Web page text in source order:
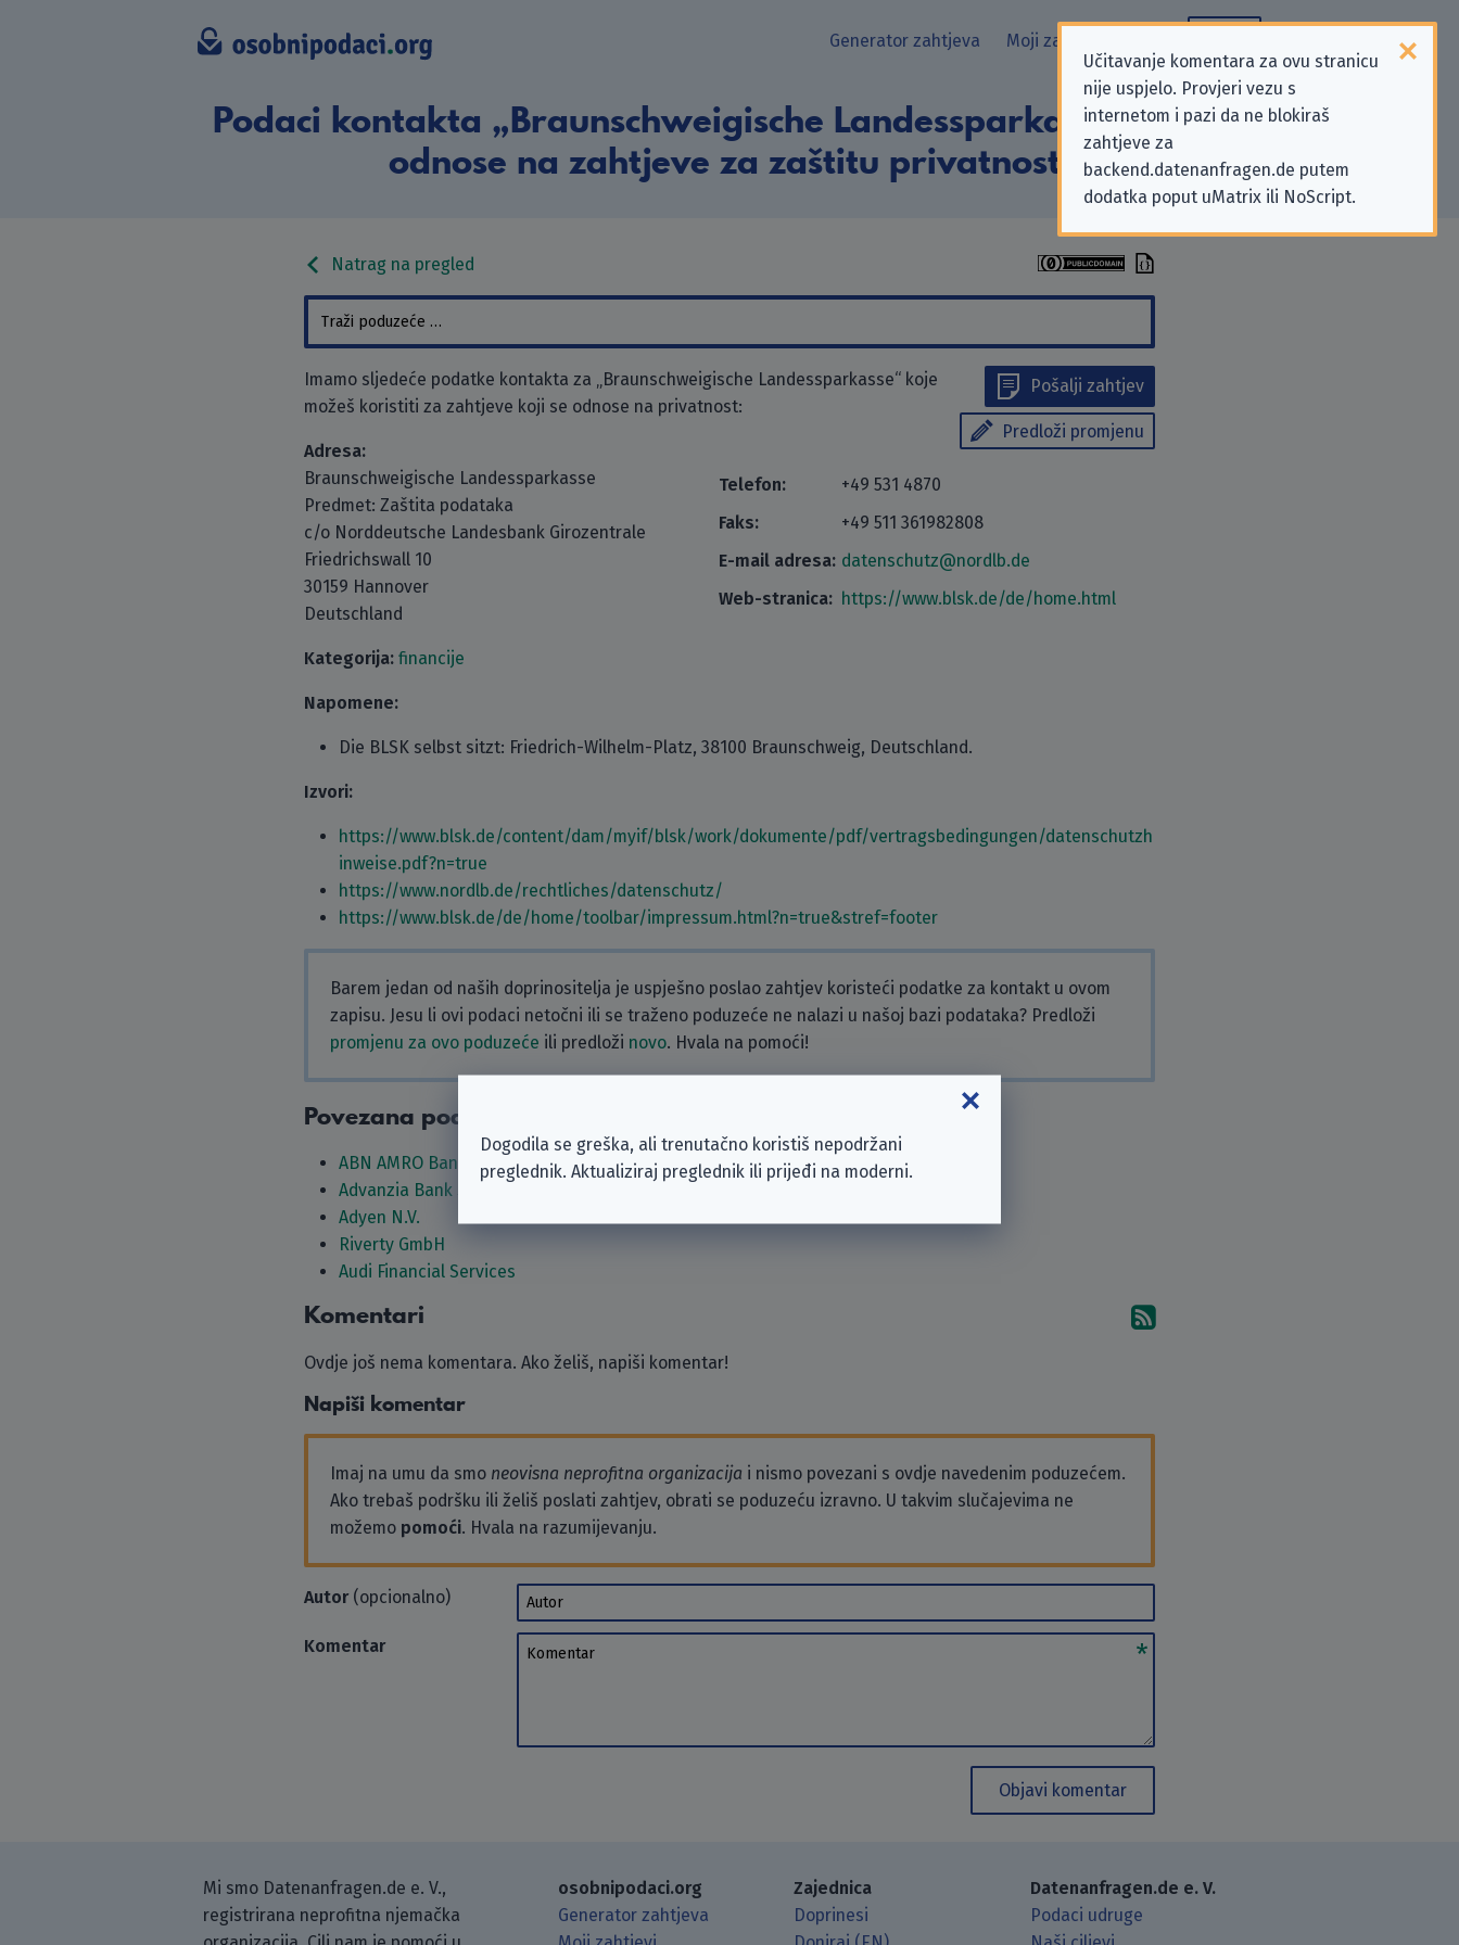
Učitavanje komentara za ovu stranicu
nije uspjelo. Provjeri vezu s
internetom i pazi da ne blokiraš
zahtjeve za
backend.datenanfragen.de putem
dodatka poput uMatrix ili NoScript.
Generator zahtjeva Moji zahtjevi
Podaci kontakta „Braunschweigische Landessparkasse” koji se
odnose na zahtjeve za zaštitu privatnosti
Natrag na pregled
Pošalji zahtjev
Predloži promjenu
Imamo sljedeće podatke kontakta za „Braunschweigische Landessparkasse“ koje
možeš koristiti za zahtjeve koji se odnose na privatnost:
Adresa:
Braunschweigische Landessparkasse
Predmet: Zaštita podataka
c/o Norddeutsche Landesbank Girozentrale
Friedrichswall 10
30159 Hannover
Deutschland
Telefon:
+49 531 4870
Faks:
+49 511 361982808
E-mail adresa: datenschutz@nordlb.de
Web-stranica: https://www.blsk.de/de/home.html
Kategorija: financije
Napomene:
Die BLSK selbst sitzt: Friedrich-Wilhelm-Platz, 38100 Braunschweig, Deutschland.
Izvori:
https://www.blsk.de/content/dam/myif/blsk/work/dokumente/pdf/vertragsbedingungen/datenschutzh
inweise.pdf?n=true
https://www.nordlb.de/rechtliches/datenschutz/
https://www.blsk.de/de/home/toolbar/impressum.html?n=true&stref=footer
Barem jedan od naših doprinositelja je uspješno poslao zahtjev koristeći podatke za kontakt u ovom
zapisu. Jesu li ovi podaci netočni ili se traženo poduzeće ne nalazi u našoj bazi podataka? Predloži
promjenu za ovo poduzeće ili predloži novo. Hvala na pomoći!
Povezana poduzeća
ABN AMRO Bank N.V.
Advanzia Bank S.A.
Adyen N.V.
Riverty GmbH
Audi Financial Services
Komentari Pretplati se na komentare
Ovdje još nema komentara. Ako želiš, napiši komentar!
Napiši komentar
Imaj na umu da smo neovisna neprofitna organizacija i nismo povezani s ovdje navedenim poduzećem.
Ako trebaš podršku ili želiš poslati zahtjev, obrati se poduzeću izravno. U takvim slučajevima ne
možemo pomoći. Hvala na razumijevanju.
Autor(opcionalno) Autor
Komentar Komentar
Objavi komentar
Mi smo Datenanfragen.de e. V.,
registrirana neprofitna njemačka
osobnipodaci.org
Generator zahtjeva
Zajednica
Doprinesi
Datenanfragen.de e. V.
Podaci udruge
Dogodila se greška, ali trenutačno koristiš nepodržani
preglednik. Aktualiziraj preglednik ili prijeđi na moderni.